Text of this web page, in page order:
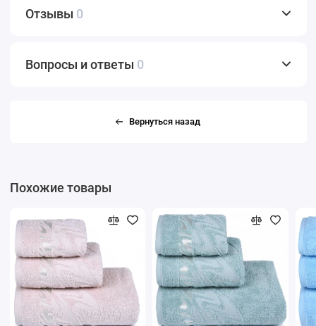
Отзывы 0
Вопросы и ответы 0
Вернуться назад
Похожие товары